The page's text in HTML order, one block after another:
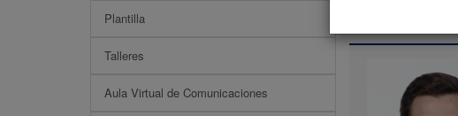
Plantilla
Talleres
Aula Virtual de Comunicaciones